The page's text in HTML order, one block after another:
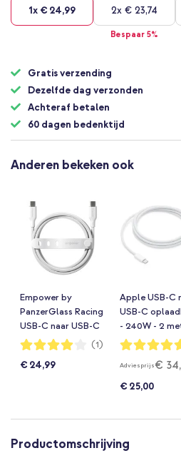
1x € 24,99 2x € 23,74
Bespaar 5%
Gratis verzending
Dezelfde dag verzonden
Achteraf betalen
60 dagen bedenktijd
Anderen bekeken ook
Empower by
PanzerGlass Racing
USB-C naar USB-C
Oplaadkabel -
Silver White
Waardering:
80%
(1)
€ 24,99
Apple USB-C
USB-C
- 240W - 2
Wit
Waardering:
99%
Adviesprijs€
€ 25,00
Productomschrijving